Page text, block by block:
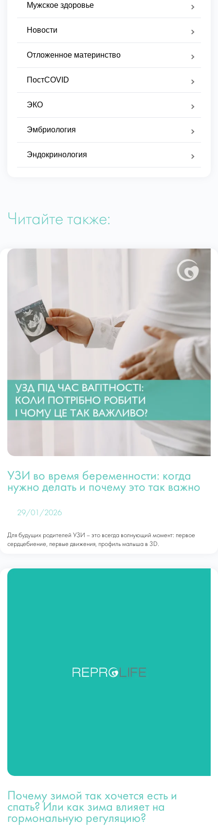
Мужское здоровье
Новости
Отложенное материнство
ПостCOVID
ЭКО
Эмбриология
Эндокринология
Читайте также:
УЗИ во время беременности: когда
нужно делать и почему это так важно
29/01/2026
Для будущих родителей УЗИ – это всегда волнующий момент: первое
сердцебиение, первые движения, профиль малыша в 3D.
Почему зимой так хочется есть и
спать? Или как зима влияет на
гормональную регуляцию?